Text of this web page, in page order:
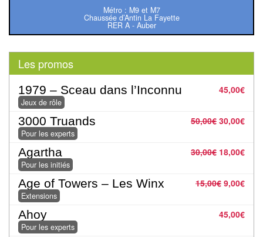
Les
Classiques
les
enfants
Pour
la
famille
Pour
les
initiés
Métro : M9 et M7
Chaussée d’Antin La Fayette
RER A - Auber
Les promos
45,00€
1979 – Sceau dans l’Inconnu
Jeux de rôle
50,00€ 30,00€
3000 Truands
Pour les experts
30,00€ 18,00€
Agartha
Pour les initiés
15,00€ 9,00€
Age of Towers – Les Winx
Extensions
45,00€
Ahoy
Pour les experts